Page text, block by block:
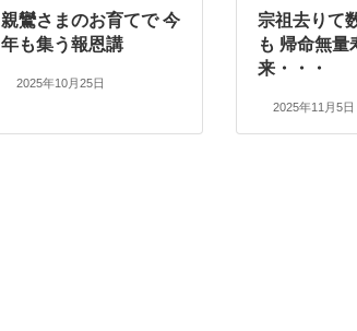
親鸞さまのお育てで 今
年も集う報恩講
2025年10月25日
宗祖去りて
も 帰命無量
来・・・
2025年11月5日